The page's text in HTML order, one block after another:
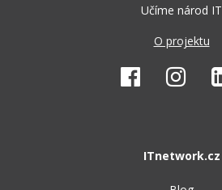
Učíme národ IT
O projektu
ITnetwork.cz